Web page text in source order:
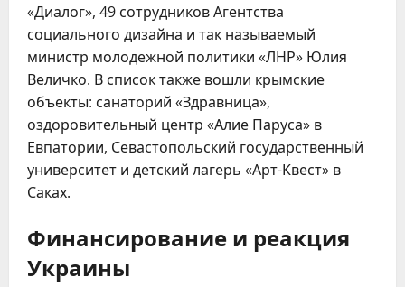
«Диалог», 49 сотрудников Агентства
социального дизайна и так называемый
министр молодежной политики «ЛНР» Юлия
Величко. В список также вошли крымские
объекты: санаторий «Здравница»,
оздоровительный центр «Алие Паруса» в
Евпатории, Севастопольский государственный
университет и детский лагерь «Арт-Квест» в
Саках.
Финансирование и реакция
Украины